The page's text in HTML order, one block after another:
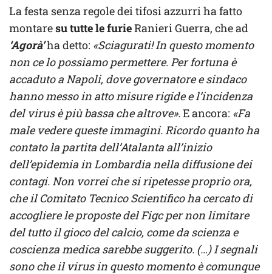
La festa senza regole dei tifosi azzurri ha fatto
montaresu tutte le furieRanieri Guerra, che ad
‘Agorà’ha detto: «Sciagurati! In questo momento
non ce lo possiamo permettere. Per fortuna è
accaduto a Napoli, dove governatore e sindaco
hanno messo in atto misure rigide e l’incidenza
del virus è più bassa che altrove».E ancora: «Fa
male vedere queste immagini. Ricordo quanto ha
contato la partita dell’Atalanta all’inizio
dell’epidemia in Lombardia nella diffusione dei
contagi. Non vorrei che si ripetesse proprio ora,
che il Comitato Tecnico Scientifico ha cercato di
accogliere le proposte del Figc per non limitare
del tutto il gioco del calcio, come da scienza e
coscienza medica sarebbe suggerito. (…) I segnali
sono che il virus in questo momento è comunque